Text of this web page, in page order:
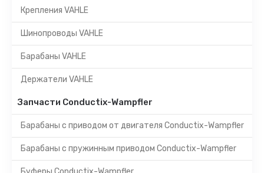
Крепления VAHLE
Шинопроводы VAHLE
Барабаны VAHLE
Держатели VAHLE
Запчасти Conductix-Wampfler
Барабаны с приводом от двигателя Conductix-Wampfler
Барабаны с пружинным приводом Conductix-Wampfler